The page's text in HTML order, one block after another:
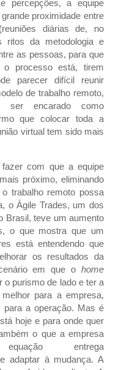
percepções, a equipe
proximidade entre
diárias de, no
ritos da metodologia e
as pessoas, para que
o processo está, tirem
parecer difícil reunir
de trabalho remoto,
ser encarado como
que colocar toda a
virtual tem sido mais
com que a equipe
próximo, eliminando
trabalho remoto possa
o Ágile Trades, um dos
Brasil, teve um aumento
o que mostra que um
está entendendo que
os resultados da
em que o home
o purismo de lado e ter a
para a empresa,
para a operação. Mas é
hoje e para onde quer
o que a empresa
entrega
adaptar à mudança. A